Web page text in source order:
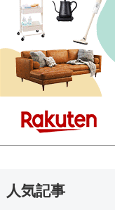
人気記事